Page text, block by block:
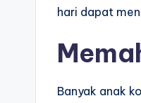
hari dapat
Banyak anak